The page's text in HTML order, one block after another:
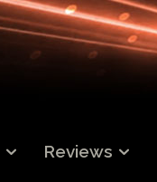
Reviews